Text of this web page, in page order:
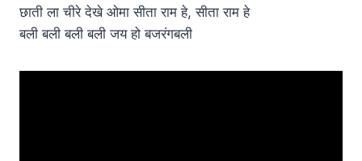
छाती ला चीरे देखे ओमा सीता राम हे, सीता राम हे
बली बली बली बली जय हो बजरंगबली